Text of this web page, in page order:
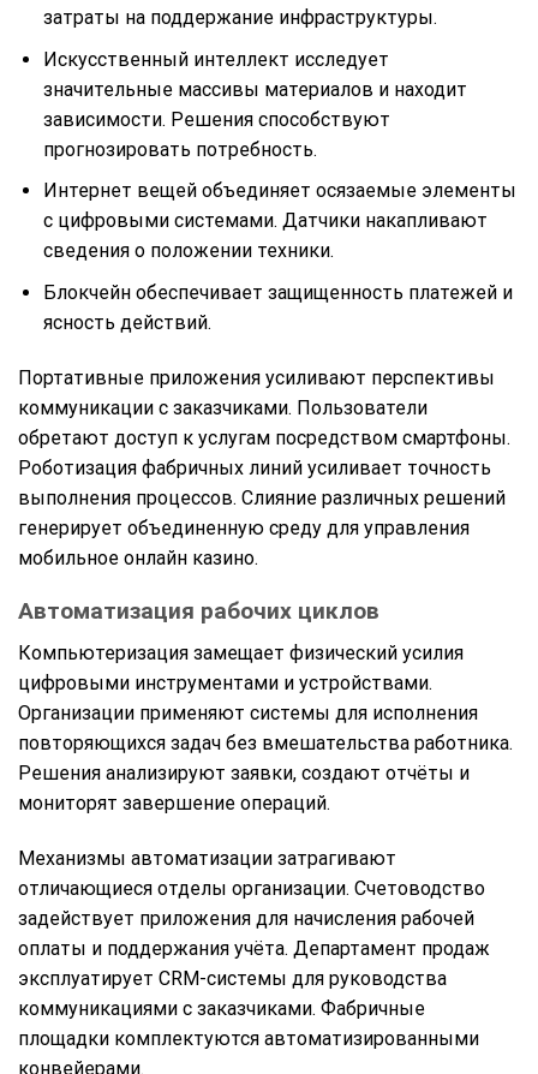
затраты на поддержание инфраструктуры.
Искусственный интеллект исследует
значительные массивы материалов и находит
зависимости. Решения способствуют
прогнозировать потребность.
Интернет вещей объединяет осязаемые элементы
с цифровыми системами. Датчики накапливают
сведения о положении техники.
Блокчейн обеспечивает защищенность платежей и
ясность действий.
Портативные приложения усиливают перспективы
коммуникации с заказчиками. Пользователи
обретают доступ к услугам посредством смартфоны.
Роботизация фабричных линий усиливает точность
выполнения процессов. Слияние различных решений
генерирует объединенную среду для управления
мобильное онлайн казино.
Автоматизация рабочих циклов
Компьютеризация замещает физический усилия
цифровыми инструментами и устройствами.
Организации применяют системы для исполнения
повторяющихся задач без вмешательства работника.
Решения анализируют заявки, создают отчёты и
мониторят завершение операций.
Механизмы автоматизации затрагивают
отличающиеся отделы организации. Счетоводство
задействует приложения для начисления рабочей
оплаты и поддержания учёта. Департамент продаж
эксплуатирует CRM-системы для руководства
коммуникациями с заказчиками. Фабричные
площадки комплектуются автоматизированными
конвейерами.